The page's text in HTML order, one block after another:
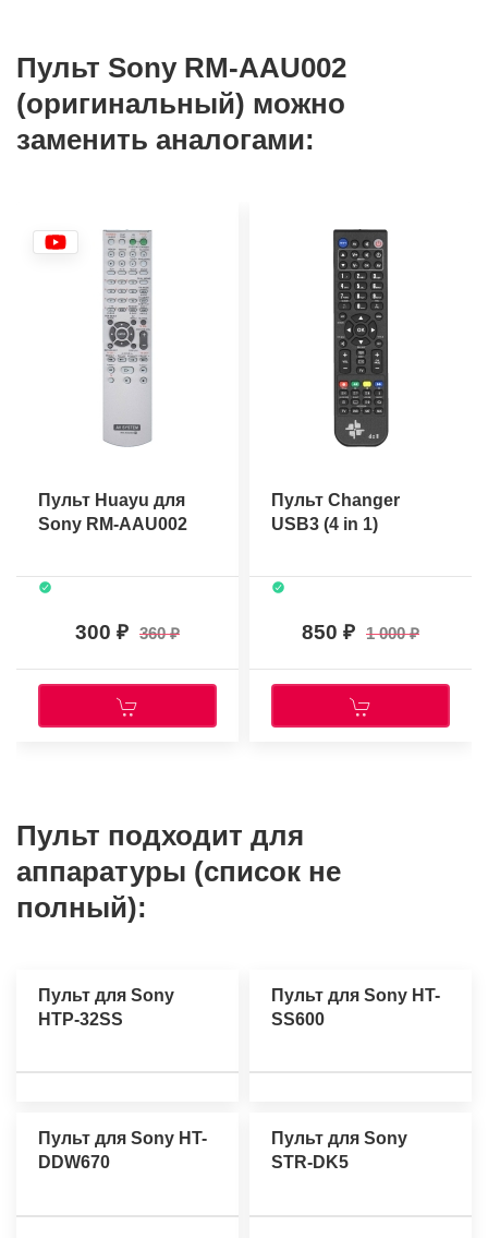
Пульт Sony RM-AAU002
(оригинальный) можно
заменить аналогами:
Пульт Huayu для
Sony RM-AAU002
300 360
Пульт Changer
USB3 (4 in 1)
850 1 000
Пульт подходит для
аппаратуры (список не
полный):
Пульт для Sony
HTP-32SS
Пульт для Sony HT-
SS600
Пульт для Sony HT-
DDW670
Пульт для Sony
STR-DK5